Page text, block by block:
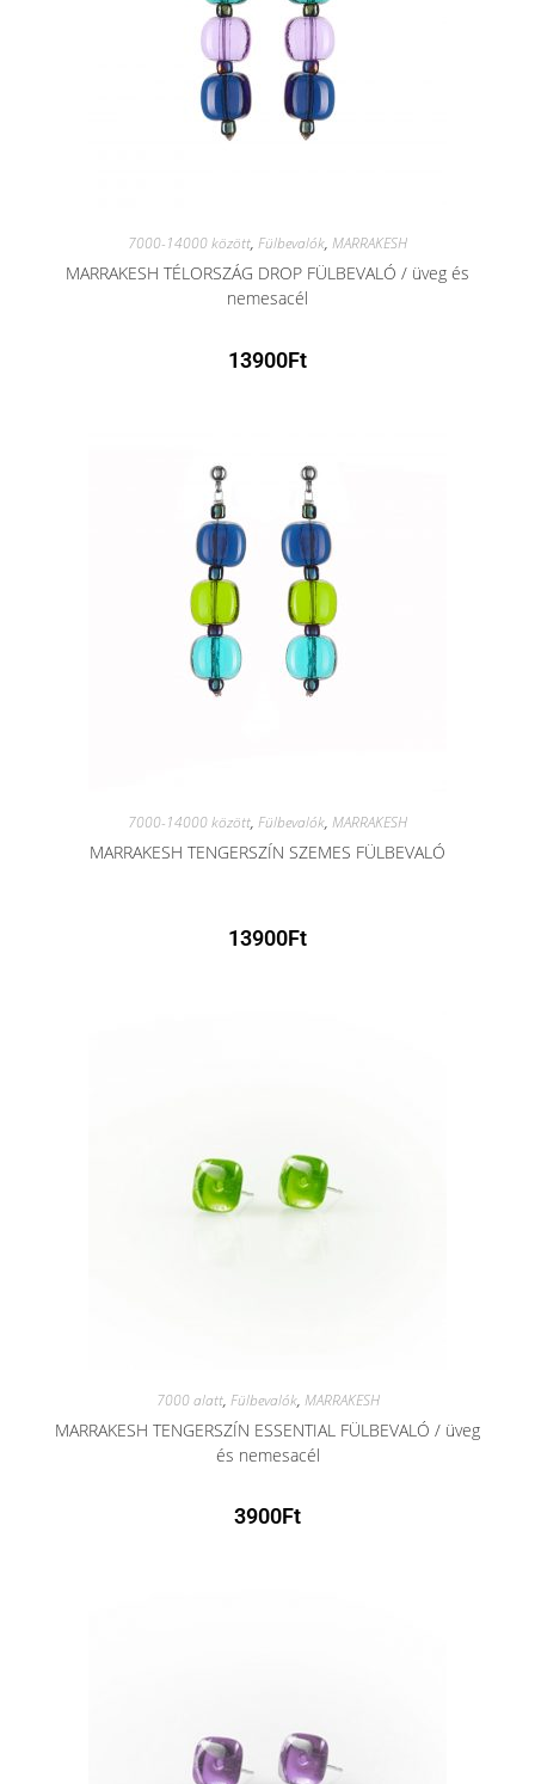
7000-14000 között, Fülbevalók, MARRAKESH
MARRAKESH TÉLORSZÁG DROP FÜLBEVALÓ / üveg és
nemesacél
13900Ft
7000-14000 között, Fülbevalók, MARRAKESH
MARRAKESH TENGERSZÍN SZEMES FÜLBEVALÓ
13900Ft
7000 alatt, Fülbevalók, MARRAKESH
MARRAKESH TENGERSZÍN ESSENTIAL FÜLBEVALÓ / üveg
és nemesacél
3900Ft